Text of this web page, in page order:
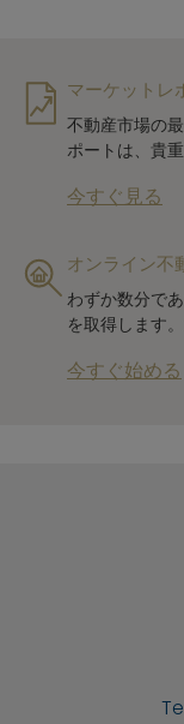
マーケットレ
不動産市場の
ポートは、貴
今すぐ見る
オンライン不
わずか数分で
を取得します
今すぐ始める